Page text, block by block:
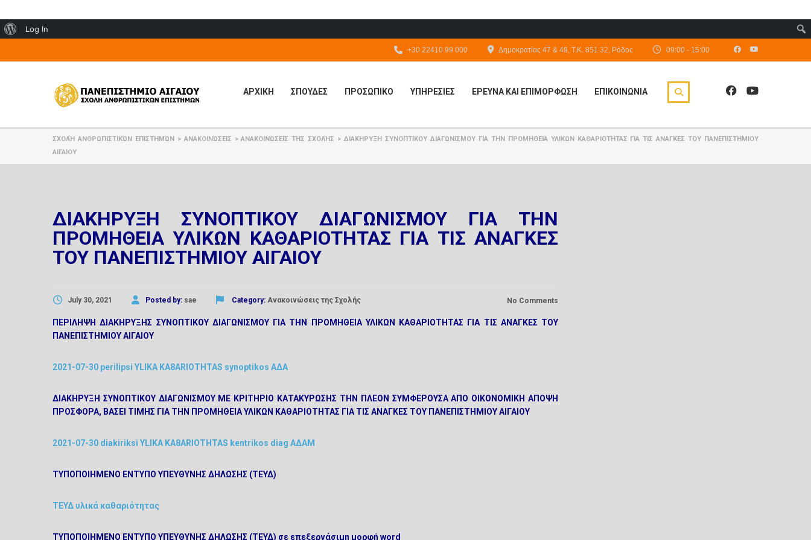
About
Log In
09:00 - 15:00
Δημοκρατίας 47 & 49, Τ.Κ. 851 32, Ρόδος
+30 22410 99 000
ΑΡΧΙΚΗ ΣΠΟΥΔΕΣ ΠΡΟΣΩΠΙΚΟ ΥΠΗΡΕΣΙΕΣ ΕΡΕΥΝΑ ΚΑΙ ΕΠΙΜΟΡΦΩΣΗ ΕΠΙΚΟΙΝΩΝΙΑ
ΣΧΟΛΉ ΑΝΘΡΩΠΙΣΤΙΚΏΝ ΕΠΙΣΤΗΜΏΝ > ΑΝΑΚΟΙΝΏΣΕΙΣ >ΑΝΑΚΟΙΝΏΣΕΙΣ ΤΗΣ ΣΧΟΛΉΣ >ΔΙΑΚΗΡΥΞΗ ΣΥΝΟΠΤΙΚΟΥ ΔΙΑΓΩΝΙΣΜΟΥ ΓΙΑ ΤΗΝ ΠΡΟΜΗΘΕΙΑ ΥΛΙΚΩΝ ΚΑΘΑΡΙΟΤΗΤΑΣ ΓΙΑ ΤΙΣ ΑΝΑΓΚΕΣ ΤΟΥ ΠΑΝΕΠΙΣΤΗΜΙΟΥ
ΑΙΓΑΙΟΥ
ΔΙΑΚΗΡΥΞΗ ΣΥΝΟΠΤΙΚΟΥ ΔΙΑΓΩΝΙΣΜΟΥ ΓΙΑ ΤΗΝ
ΠΡΟΜΗΘΕΙΑ ΥΛΙΚΩΝ ΚΑΘΑΡΙΟΤΗΤΑΣ ΓΙΑ ΤΙΣ ΑΝΑΓΚΕΣ
ΤΟΥ ΠΑΝΕΠΙΣΤΗΜΙΟΥ ΑΙΓΑΙΟΥ
July 30, 2021 Posted by: sae Category: Ανακοινώσεις της Σχολής No Comments
ΠΕΡΙΛΗΨΗ ΔΙΑΚΗΡΥΞΗΣ ΣΥΝΟΠΤΙΚΟΥ ΔΙΑΓΩΝΙΣΜΟΥ ΓΙΑ ΤΗΝ ΠΡΟΜΗΘΕΙΑ ΥΛΙΚΩΝ ΚΑΘΑΡΙΟΤΗΤΑΣ ΓΙΑ ΤΙΣ ΑΝΑΓΚΕΣ ΤΟΥ
ΠΑΝΕΠΙΣΤΗΜΙΟΥ ΑΙΓΑΙΟΥ
2021-07-30 perilipsi YLIKA KA8ARIOTHTAS synoptikos ΑΔΑ
ΔΙΑΚΗΡΥΞΗ ΣΥΝΟΠΤΙΚΟΥ ΔΙΑΓΩΝΙΣΜΟΥ ΜΕ ΚΡΙΤΗΡΙΟ ΚΑΤΑΚΥΡΩΣΗΣ ΤΗΝ ΠΛΕΟΝ ΣΥΜΦΕΡΟΥΣΑ ΑΠΟ ΟΙΚΟΝΟΜΙΚΗ ΑΠΟΨΗ
ΠΡΟΣΦΟΡΑ, ΒΑΣΕΙ ΤΙΜΗΣ ΓΙΑ ΤΗΝ ΠΡΟΜΗΘΕΙΑ ΥΛΙΚΩΝ ΚΑΘΑΡΙΟΤΗΤΑΣ ΓΙΑ ΤΙΣ ΑΝΑΓΚΕΣ ΤΟΥ ΠΑΝΕΠΙΣΤΗΜΙΟΥ ΑΙΓΑΙΟΥ
2021-07-30 diakiriksi YLIKA KA8ARIOTHTAS kentrikos diag ΑΔΑΜ
ΤΥΠΟΠΟΙΗΜΕΝΟ ΕΝΤΥΠΟ ΥΠΕΥΘΥΝΗΣ ΔΗΛΩΣΗΣ (TEΥΔ)
ΤΕΥΔ υλικά καθαριότητας
ΤΥΠΟΠΟΙΗΜΕΝΟ ΕΝΤΥΠΟ ΥΠΕΥΘΥΝΗΣ ΔΗΛΩΣΗΣ (TEΥΔ) σε επεξεργάσιμη μορφή word